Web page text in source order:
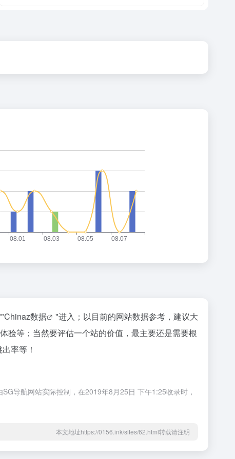
Chinaz数据
"进入；以目前的网站数据参考，建议大
验等；当然要评估一个站的价值，最主要还是需要根
率等！
导航网站实际控制，在2019年8月25日 下午1:25收录时，
本文地址https://0156.ink/sites/62.html转载请注明